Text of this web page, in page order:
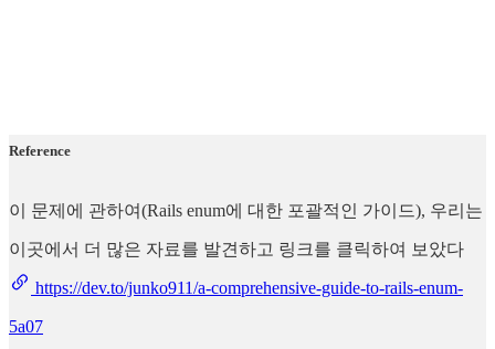
Reference
이 문제에 관하여(Rails enum에 대한 포괄적인 가이드), 우리는
이곳에서 더 많은 자료를 발견하고 링크를 클릭하여 보았다
https://dev.to/junko911/a-comprehensive-guide-to-rails-enum-
5a07